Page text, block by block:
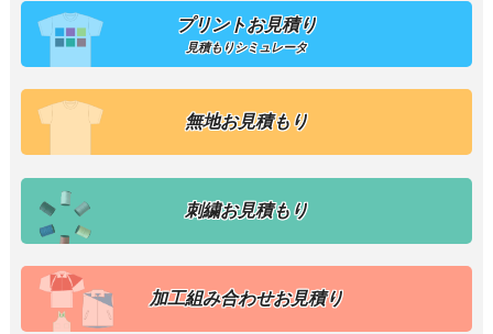
プリントお見積り
見積もりシミュレータ
無地お見積もり
刺繍お見積もり
加工組み合わせお見積り